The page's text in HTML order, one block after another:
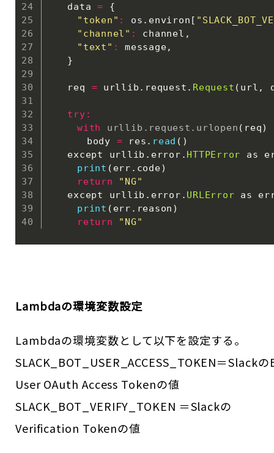
data =
{
"token" : os . environ [
"channel" : channel ,
"text" : message,
}
req = urllib . request . Request ( url ,
try :
with
urllib . request . urlopen ( req)
body = res . read ( )
except urllib . error . HTTPError as
print ( err . code)
return
"NG"
except urllib . error . URLError as
print ( err . reason )
return
"NG"
Lambdaの環境変数設定
Lambdaの環境変数として以下を設定する。
SLACK_BOT_USER_ACCESS_TOKEN＝Slack
User OAuth Access Tokenの値
SLACK_BOT_VERIFY_TOKEN ＝Slackの
Verification Tokenの値